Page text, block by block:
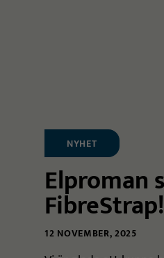
NYHET
Elproman
FibreStrap!
12 NOVEMBER, 2025